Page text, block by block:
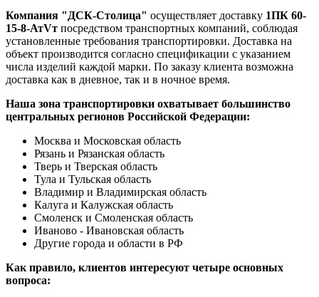
Компания "ДСК-Столица" осуществляет доставку 1ПК 60-
15-8-АтVт посредством транспортных компаний, соблюдая
установленные требования транспортировки. Доставка на
объект производится согласно спецификации с указанием
числа изделий каждой марки. По заказу клиента возможна
доставка как в дневное, так и в ночное время.
Наша зона транспортировки охватывает большинство
центральных регионов Российской Федерации:
Москва и Московская область
Рязань и Рязанская область
Тверь и Тверская область
Тула и Тульская область
Владимир и Владимирская область
Калуга и Калужская область
Смоленск и Смоленская область
Иваново - Ивановская область
Другие города и области в РФ
Как правило, клиентов интересуют четыре основных
вопроса: